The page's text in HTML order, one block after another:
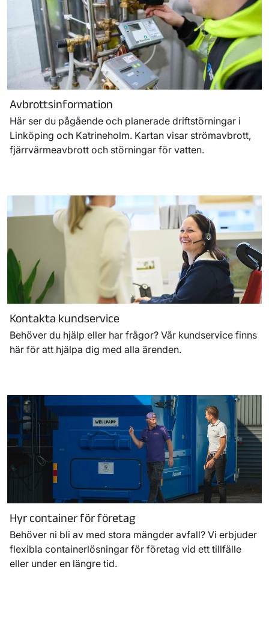
Avbrottsinformation
Här ser du pågående och planerade driftstörningar i
Linköping och Katrineholm. Kartan visar strömavbrott,
fjärrvärmeavbrott och störningar för vatten.
Kontakta kundservice
Behöver du hjälp eller har frågor? Vår kundservice finns
här för att hjälpa dig med alla ärenden.
Hyr container för företag
Behöver ni bli av med stora mängder avfall? Vi erbjuder
flexibla containerlösningar för företag vid ett tillfälle
eller under en längre tid.